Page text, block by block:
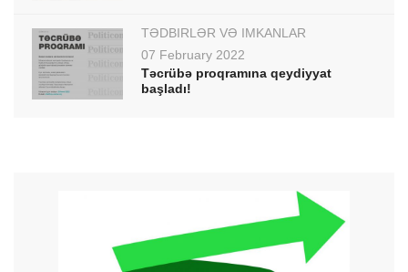
TƏDBİRLƏR VƏ İMKANLAR
07 February 2022
Təcrübə proqramına qeydiyyat
başladı!